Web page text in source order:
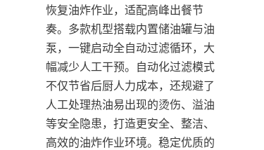
恢复油炸作业，适配高峰出餐节
奏。多款机型搭载内置储油罐与油
泵，一键启动全自动过滤循环，大
幅减少人工干预。自动化过滤模式
不仅节省后厨人力成本，还规避了
人工处理热油易出现的烫伤、溢油
等安全隐患，打造更安全、整洁、
高效的油炸作业环境。稳定优质的